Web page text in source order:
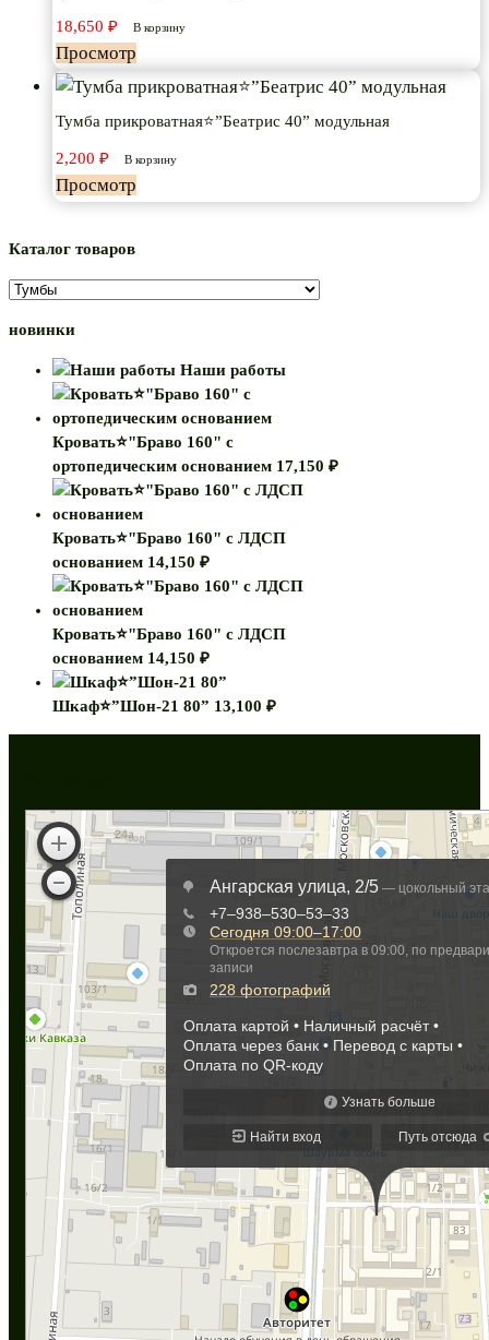
18,650 ₽ В корзину
Просмотр
Тумба прикроватная⭐”Беатрис 40” модульная
2,200 ₽ В корзину
Просмотр
Каталог товаров
новинки
Наши работы
Кровать⭐"Браво 160" с
ортопедическим основанием 17,150 ₽
Кровать⭐"Браво 160" с ЛДСП
основанием 14,150 ₽
Кровать⭐"Браво 160" с ЛДСП
основанием 14,150 ₽
Шкаф⭐”Шон-21 80” 13,100 ₽